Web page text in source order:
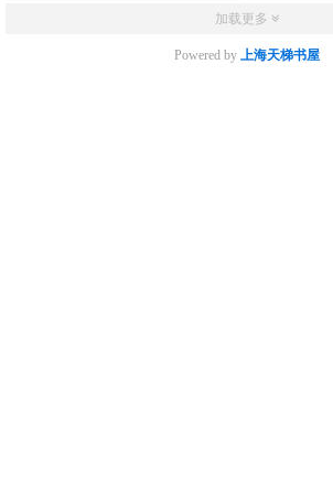
加载更多
Powered by 上海天梯书屋